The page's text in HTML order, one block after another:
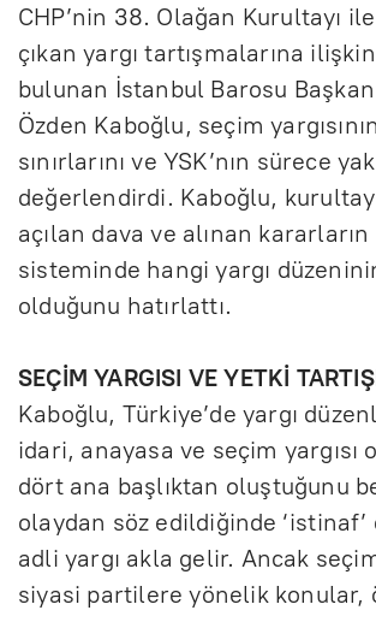
CHP’nin 38. Olağan Kurultayı
çıkan yargı tartışmalarına
bulunan İstanbul Barosu
Özden Kaboğlu, seçim
sınırlarını ve YSK’nın sürece
değerlendirdi. Kaboğlu, kurultay
açılan dava ve alınan
sisteminde hangi yargı
olduğunu hatırlattı.
SEÇİM YARGISI VE YETKİ
Kaboğlu, Türkiye’de yargı
idari, anayasa ve seçim yargısı
dört ana başlıktan oluştuğunu
olaydan söz edildiğinde
adli yargı akla gelir. Ancak
siyasi partilere yönelik konular,